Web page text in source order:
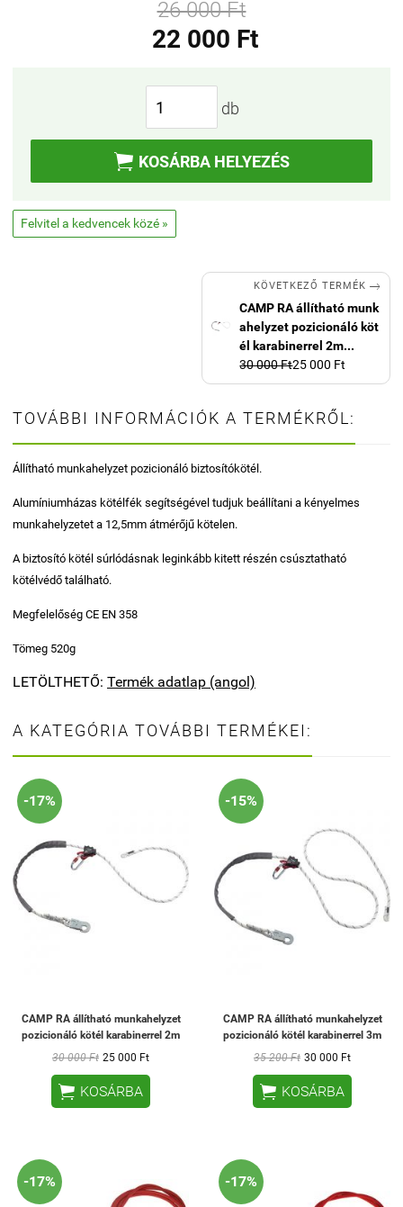
26 000 Ft
22 000 Ft
db
 KOSÁRBA HELYEZÉS
Felvitel a kedvencek közé »
KÖVETKEZŐ TERMÉK 
CAMP RA állítható munk
ahelyzet pozicionáló köt
él karabinerrel 2m...
30 000 Ft25 000 Ft
TOVÁBBI INFORMÁCIÓK A TERMÉKRŐL:
Állítható munkahelyzet pozicionáló biztosítókötél.
Alumíniumházas kötélfék segítségével tudjuk beállítani a kényelmes
munkahelyzetet a 12,5mm átmérőjű kötelen.
A biztosító kötél súrlódásnak leginkább kitett részén csúsztatható
kötélvédő található.
Megfelelőség CE EN 358
Tömeg 520g
LETÖLTHETŐ: Termék adatlap (angol)
A KATEGÓRIA TOVÁBBI TERMÉKEI:
-17%
CAMP RA állítható munkahelyzet
pozicionáló kötél karabinerrel 2m
30 000 Ft 25 000 Ft
 KOSÁRBA
-15%
CAMP RA állítható munkahelyzet
pozicionáló kötél karabinerrel 3m
35 200 Ft 30 000 Ft
 KOSÁRBA
-17% -17%